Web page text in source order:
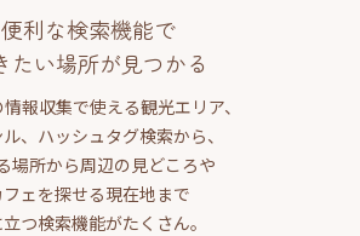
便利な検索機能で
たい場所が見つかる
報収集で使える観光エリア、
、ハッシュタグ検索から、
場所から周辺の見どころや
フェを探せる現在地まで
つ検索機能がたくさん。